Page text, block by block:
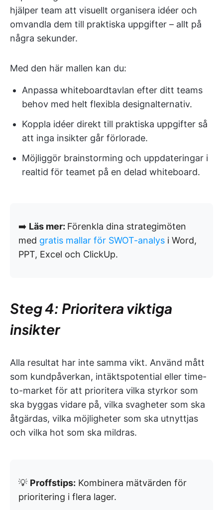
hjälper team att visuellt organisera idéer och
omvandla dem till praktiska uppgifter – allt på
några sekunder.
Med den här mallen kan du:
Anpassa whiteboardtavlan efter ditt teams
behov med helt flexibla designalternativ.
Koppla idéer direkt till praktiska uppgifter så
att inga insikter går förlorade.
Möjliggör brainstorming och uppdateringar i
realtid för teamet på en delad whiteboard.
➡️ Läs mer: Förenkla dina strategimöten
med gratis mallar för SWOT-analys i Word,
PPT, Excel och ClickUp.
Steg 4: Prioritera viktiga
insikter
Alla resultat har inte samma vikt. Använd mått
som kundpåverkan, intäktspotential eller time-
to-market för att prioritera vilka styrkor som
ska byggas vidare på, vilka svagheter som ska
åtgärdas, vilka möjligheter som ska utnyttjas
och vilka hot som ska mildras.
💡 Proffstips: Kombinera mätvärden för
prioritering i flera lager.